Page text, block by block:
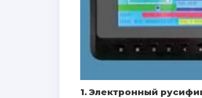
1. Электронный